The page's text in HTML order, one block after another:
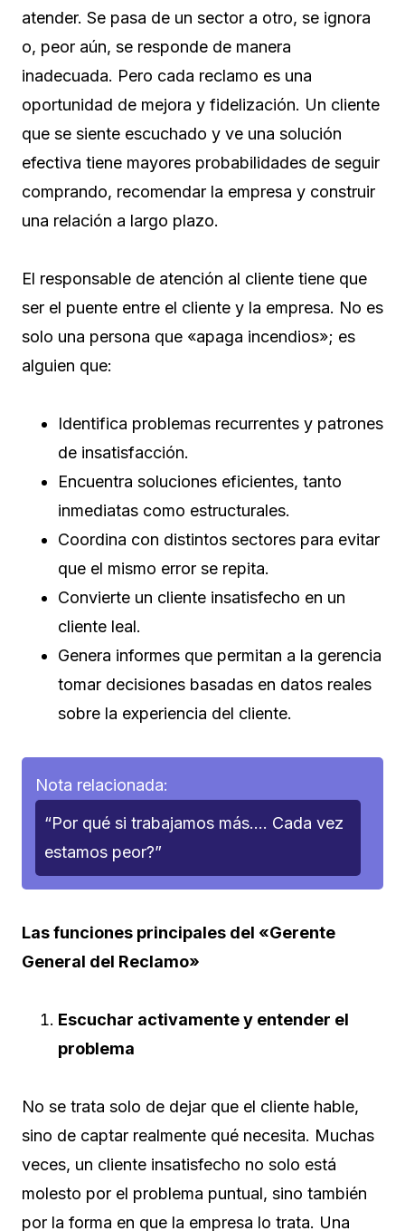
atender. Se pasa de un sector a otro, se ignora
o, peor aún, se responde de manera
inadecuada. Pero cada reclamo es una
oportunidad de mejora y fidelización. Un cliente
que se siente escuchado y ve una solución
efectiva tiene mayores probabilidades de seguir
comprando, recomendar la empresa y construir
una relación a largo plazo.
El responsable de atención al cliente tiene que
ser el puente entre el cliente y la empresa. No es
solo una persona que «apaga incendios»; es
alguien que:
Identifica problemas recurrentes y patrones
de insatisfacción.
Encuentra soluciones eficientes, tanto
inmediatas como estructurales.
Coordina con distintos sectores para evitar
que el mismo error se repita.
Convierte un cliente insatisfecho en un
cliente leal.
Genera informes que permitan a la gerencia
tomar decisiones basadas en datos reales
sobre la experiencia del cliente.
Nota relacionada:
“Por qué si trabajamos más…. Cada vez
estamos peor?”
Las funciones principales del «Gerente
General del Reclamo»
Escuchar activamente y entender el
problema
No se trata solo de dejar que el cliente hable,
sino de captar realmente qué necesita. Muchas
veces, un cliente insatisfecho no solo está
molesto por el problema puntual, sino también
por la forma en que la empresa lo trata. Una